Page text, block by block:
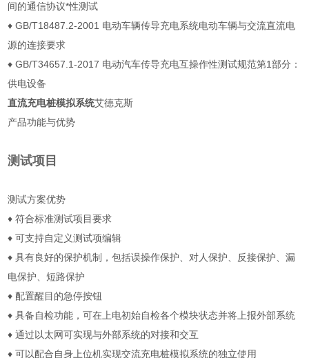
间的通信协议*性测试
♦ GB/T18487.2-2001 电动车辆传导充电系统电动车辆与交流直流电
源的连接要求
♦ GB/T34657.1-2017 电动汽车传导充电互操作性测试规范第1部分：
供电设备
直流充电桩模拟系统艾德克斯
产品功能与优势
测试项目
测试方案优势
♦ 符合标准测试项目要求
♦ 可支持自定义测试项编辑
♦ 具有良好的保护机制，包括误操作保护、对人保护、反接保护、漏
电保护、短路保护
♦ 配置醒目的急停按钮
♦ 具备自检功能，可在上电初始自检各个模块状态并将上报外部系统
♦ 通过以太网可实现与外部系统的对接和交互
♦ 可以配合自身上位机实现交流充电桩模拟系统的独立使用